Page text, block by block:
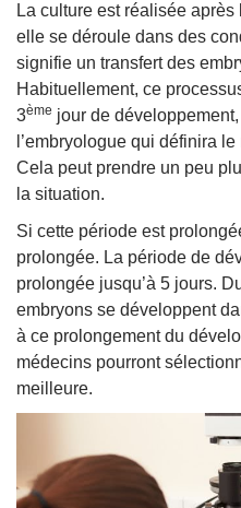
La culture est réalisée
elle se déroule dans des
signifie un transfert des
Habituellement, ce
3ème jour de
l’embryologue qui définira
Cela peut prendre un peu
la situation.
Si cette période est
prolongée. La période de
prolongée jusqu’à 5 jours.
embryons se développent
à ce prolongement du
médecins pourront
meilleure.